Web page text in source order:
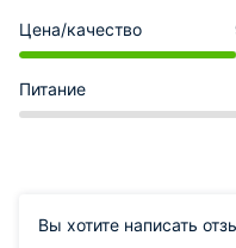
Цена/качество
Питание
Вы хотите написать